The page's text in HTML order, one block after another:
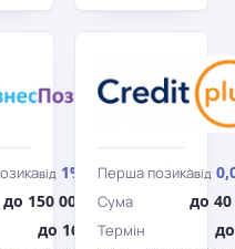
від 1% /день
до 150 000 грн
до 169 дн.
Перша позикавід
Сума до 40
Термін